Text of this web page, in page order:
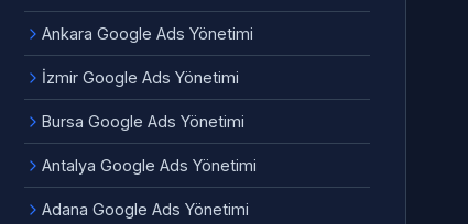
Ankara Google Ads Yönetimi
İzmir Google Ads Yönetimi
Bursa Google Ads Yönetimi
Antalya Google Ads Yönetimi
Adana Google Ads Yönetimi